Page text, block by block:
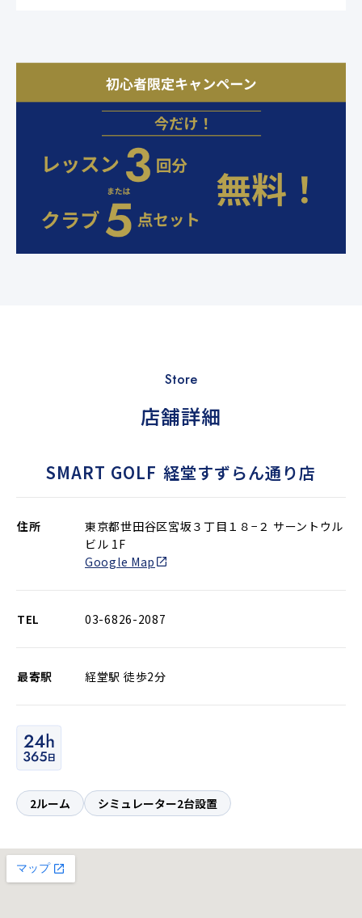
Store
店舗詳細
SMART GOLF 経堂すずらん通り店
住所
東京都世田谷区宮坂３丁目１８−２ サーントウル
ビル 1F
Google Map
TEL 03-6826-2087
最寄駅 経堂駅 徒歩2分
2ルーム シミュレーター2台設置